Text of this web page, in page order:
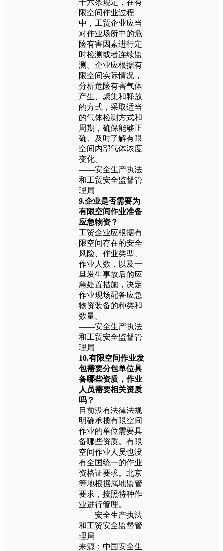
十六条规定，在有
限空间作业过程
中，工贸企业应当
对作业场所中的危
险有害因素进行定
时检测或者连续监
测。企业应根据有
限空间实际情况，
分析危险有害气体
产生、聚集和释放
的方式，采取适当
的气体检测方式和
周期，确保能够正
确、及时了解有限
空间内部气体浓度
变化。
——安全生产执法
和工贸安全监督管
理局
9.企业是否需要为
有限空间作业准备
应急物资？
工贸企业应根据有
限空间存在的安全
风险、作业类型、
作业人数，以及一
旦发生事故后的应
急处置措施，决定
作业现场配备应急
物资装备的种类和
数量。
——安全生产执法
和工贸安全监督管
理局
10.有限空间作业发
包需要分包单位具
备哪些资质，作业
人员需要相关资质
吗？
目前没有法律法规
明确承揽有限空间
作业的单位需要具
备哪些资质。有限
空间作业人员也没
有全国统一的作业
资格证要求。北京
等地根据属地监管
要求，按照特种作
业进行管理。
——安全生产执法
和工贸安全监督管
理局
来源：中国安全生